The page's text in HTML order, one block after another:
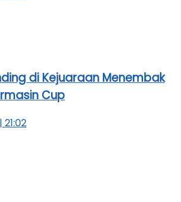
di Kejuaraan Menembak
Cup